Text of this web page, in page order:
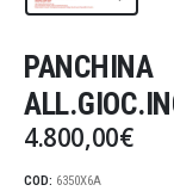
PANCHINA
4.800,00€
COD: 6350X6A